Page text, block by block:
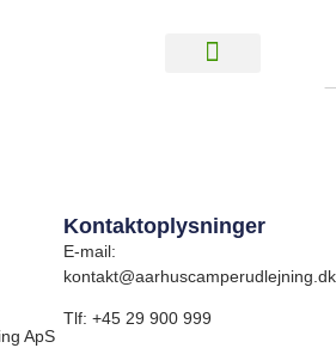
T 447 03
ApS
Kontaktoplysninger
E-mail:
kontakt@aarhuscamperudlejning.dk
Tlf: +45 29 900 999